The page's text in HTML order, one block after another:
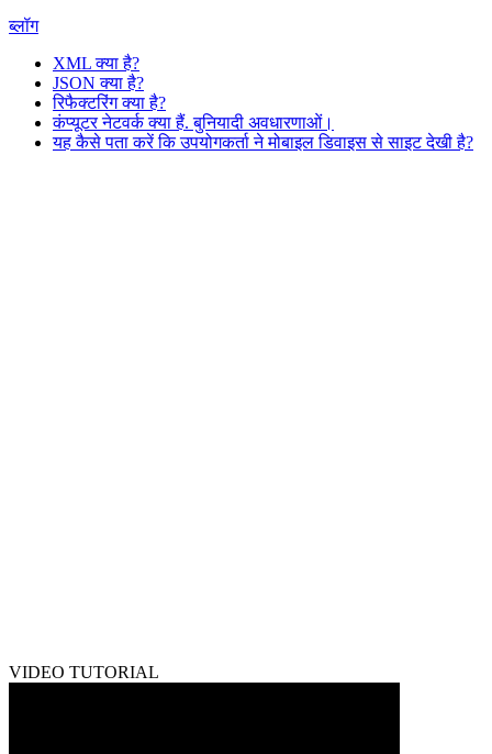
ब्लॉग
XML क्या है?
JSON क्या है?
रिफैक्टरिंग क्या है?
कंप्यूटर नेटवर्क क्या हैं. बुनियादी अवधारणाओं।
यह कैसे पता करें कि उपयोगकर्ता ने मोबाइल डिवाइस से साइट देखी है?
VIDEO TUTORIAL